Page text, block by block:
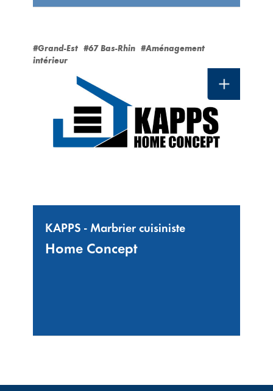
#Grand-Est #67 Bas-Rhin #Aménagement
intérieur
KAPPS - Marbrier cuisiniste
Home Concept